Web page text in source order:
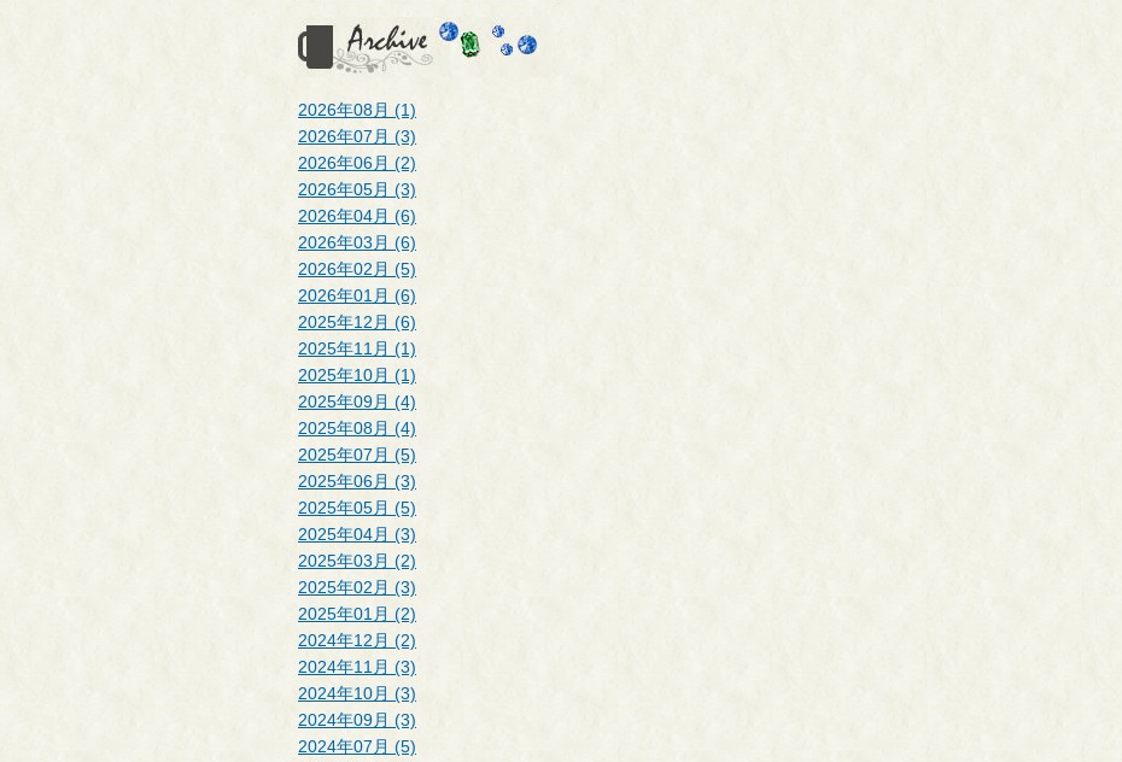
2026年08月 (1)
2026年07月 (3)
2026年06月 (2)
2026年05月 (3)
2026年04月 (6)
2026年03月 (6)
2026年02月 (5)
2026年01月 (6)
2025年12月 (6)
2025年11月 (1)
2025年10月 (1)
2025年09月 (4)
2025年08月 (4)
2025年07月 (5)
2025年06月 (3)
2025年05月 (5)
2025年04月 (3)
2025年03月 (2)
2025年02月 (3)
2025年01月 (2)
2024年12月 (2)
2024年11月 (3)
2024年10月 (3)
2024年09月 (3)
2024年07月 (5)